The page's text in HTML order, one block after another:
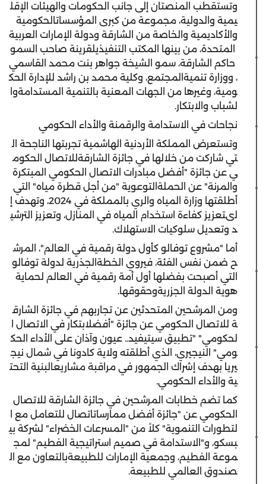
وتستقطب المنصتان إلى جانب الحكومات والهيئات الإقل
يمية والدولية، مجموعة من كبرى المؤسساتالحكومية
والأكاديمية والخاصة من الشارقة ودولة الإمارات العربية
المتحدة، من بينها المكتب التنفيذيلقرينة صاحب السمو
حاكم
الشارقة، سمو الشيخة جواهر بنت محمد القاسمي
، ووزارة تنمية المجتمع، وكلية محمد بن راشد للإدارة الحك
ومية، وغيرها من الجهات المعنية بالتنمية المستدامةوا
لشباب والابتكار.
نجاحات في الاستدامة والرقمنة والأداء الحكومي
وتستعرض المملكة الأردنية الهاشمية تجربتها الناجحة ال
تي شاركت من خلالها في جائزة الشارقةللاتصال الحكوم
ي عن جائزة "أفضل مبادرات الاتصال الحكومي المبتكرة
والمرنة" عن الحملة التوعوية "من أجل قطرة مياه"
التي
أطلقتها وزارة المياه والري بالمملكة في وتهدف
لىتعزيز كفاءة استخدام المياه في المنازل، وتعزيز
الترشي
د وتعديل سلوكيات الاستهلاك.
أما "مشروع توفالو كأول دولة رقمية في العالم"، المرش
ح ضمن نفس الفئة، فيروي الخطة الجذرية لدولة توفالو
التي أصبحت بفضلها أول أمة رقمية في العالم لحماية
هوية الدولة الجزريةوحقوقها.
ومن المرشحين المتحدثين عن تجاربهم في جائزة الشارق
ة للاتصال الحكومي عن جائزة "أفضلابتكار في الاتصال
لحكومي"
"تطبيق سيتيفيد.. عيون وآذان على الأداء الحك
ومي" النيجيري، الذي أطلقته ولاية كادونا في شمال نيج
يريا بهدف إشراك الجمهور في مراقبة مشاريعالبنية التحت
ية والأداء الحكومي.
كما تضم خطابات لمرشحين في جائزة الشارقة للاتصال
الحكومي عن "جائزة أفضل ممارساتاتصال للتعامل مع
لتطورات التنموية" كلا من " المسرعات الخضراء" لشركة بي
بسكو، و" الاستدامة في صميم استراتيجية الفطيم" لمج
موعة الفطيم، وجمعية الإمارات للطبيعةبالتعاون مع
ال
صندوق العالمي للطبيعة.